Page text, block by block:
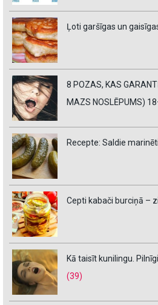
Ļoti garšīgas un
8 POZAS, KAS
MAZS NOSLĒPUMS)
Recepte: Saldie
Cepti kabači burciņā –
Kā taisīt kunilingu.
(39)